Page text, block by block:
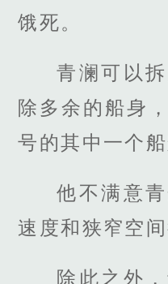
饿死。
青澜可以
除多余的船身
号的其中一个船
他不满意
速度和狭窄空间
除此之外